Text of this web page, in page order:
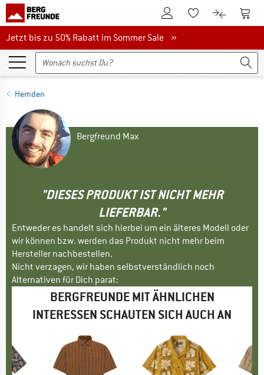
Zum KundenkontoZum Merkzettel.
Zum Zum
Jetzt bis zu 50% Rabatt im Sommer Sale
Jetzt bis zu 50% Rabatt im Sommer Sale »
Hemden
Bergfreund Max
"DIESES PRODUKT IST NICHT MEHR
LIEFERBAR."
Entweder es handelt sich hierbei um ein älteres Modell oder
wir können bzw. werden das Produkt nicht mehr beim
Hersteller nachbestellen.
Nicht verzagen, wir haben selbstverständlich noch
Alternativen für Dich parat:
BERGFREUNDE MIT ÄHNLICHEN
INTERESSEN SCHAUTEN SICH AUCH AN